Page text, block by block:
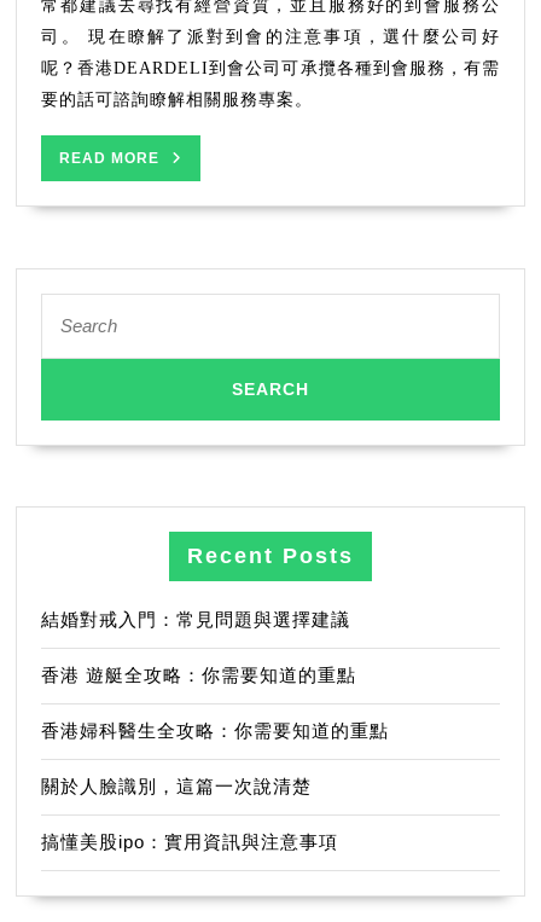
常都建議去尋找有經營資質，並且服務好的到會服務公
司。 現在瞭解了派對到會的注意事項，選什麼公司好
呢？香港DEARDELI到會公司可承攬各種到會服務，有需
要的話可諮詢瞭解相關服務專案。
READ MORE
MORE
for:
Recent Posts
結婚對戒入門：常見問題與選擇建議
香港 遊艇全攻略：你需要知道的重點
香港婦科醫生全攻略：你需要知道的重點
關於人臉識別，這篇一次說清楚
搞懂美股ipo：實用資訊與注意事項